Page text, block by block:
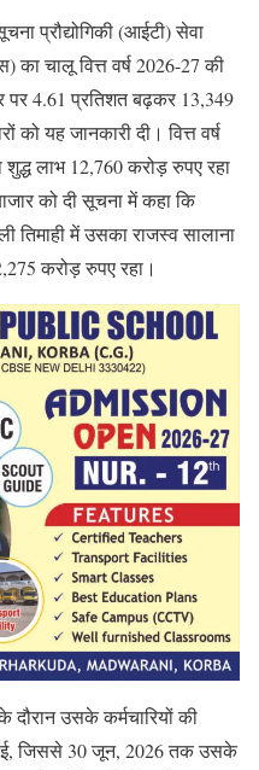
प्रौद्योगिकी (आईटी) सेवा
का चालू वित्त वर्ष 2026-27 की
पर 4.61 प्रतिशत बढ़कर 13,349
यह जानकारी दी। वित्त वर्ष
लाभ 12,760 करोड़ रुपए रहा
को दी सूचना में कहा कि
तिमाही में उसका राजस्व सालाना
करोड़ रुपए रहा।
उसके कर्मचारियों की
जिससे 30 जून, 2026 तक उसके